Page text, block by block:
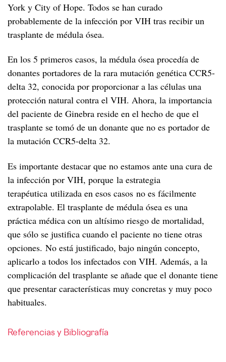
York y City of Hope. Todos se han curado
probablemente de la infección por VIH tras recibir un
trasplante de médula ósea.
En los 5 primeros casos, la médula ósea procedía de
donantes portadores de la rara mutación genética CCR5-
delta 32, conocida por proporcionar a las células una
protección natural contra el VIH. Ahora, la importancia
del paciente de Ginebra reside en el hecho de que el
trasplante se tomó de un donante que no es portador de
la mutación CCR5-delta 32.
Es importante destacar que no estamos ante una cura de
la infección por VIH, porque la estrategia
terapéutica utilizada en esos casos no es fácilmente
extrapolable. El trasplante de médula ósea es una
práctica médica con un altísimo riesgo de mortalidad,
que sólo se justifica cuando el paciente no tiene otras
opciones. No está justificado, bajo ningún concepto,
aplicarlo a todos los infectados con VIH. Además, a la
complicación del trasplante se añade que el donante tiene
que presentar características muy concretas y muy poco
habituales.
Referencias y Bibliografía